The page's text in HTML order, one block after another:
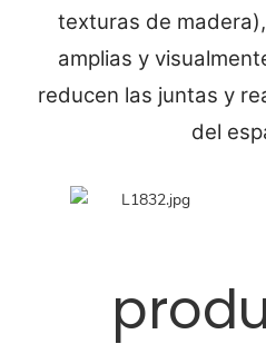
texturas de
amplias y
reducen las juntas y
del